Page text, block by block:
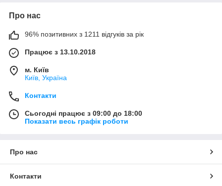
Про нас
96% позитивних з 1211 відгуків за рік
Працює з 13.10.2018
м. Київ
Київ, Україна
Контакти
Сьогодні працює з 09:00 до 18:00
Показати весь графік роботи
Про нас
Контакти